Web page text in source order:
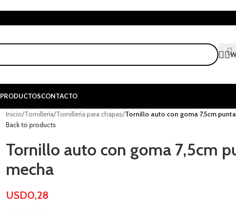
PRODUCTOSCONTACTO
Inicio/Tornillería/Tornillería para chapas/Tornillo auto con goma 7,5cm
Back to products
Tornillo auto con goma 7,5cm
mecha
USD0,28